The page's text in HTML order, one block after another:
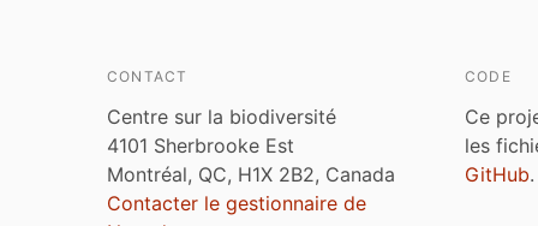
CONTACT
Centre sur la biodiversité
4101 Sherbrooke Est
Montréal, QC, H1X 2B2, Canada
Contacter le gestionnaire de
CODE
Ce
les
GitHub.